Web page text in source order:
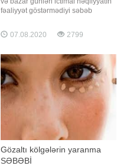
fəaliyyət göstərmədiyi səbəb
qadağan olunduğu ilə bağlı
məlumat yayılıb. xəbər verir ki,
açıqlama verən Nazirlər Kabinetinin
mətbuat xidmətinin rəhbəri İbrahim
Məmmədo
07.08.2020 2799
Gözaltı kölgələrin yaranma
SƏBƏBİ